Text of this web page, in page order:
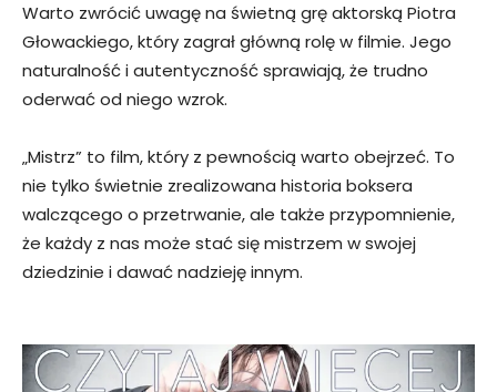
Warto zwrócić uwagę na świetną grę aktorską Piotra
Głowackiego, który zagrał główną rolę w filmie. Jego
naturalność i autentyczność sprawiają, że trudno
oderwać od niego wzrok.
„Mistrz” to film, który z pewnością warto obejrzeć. To
nie tylko świetnie zrealizowana historia boksera
walczącego o przetrwanie, ale także przypomnienie,
że każdy z nas może stać się mistrzem w swojej
dziedzinie i dawać nadzieję innym.